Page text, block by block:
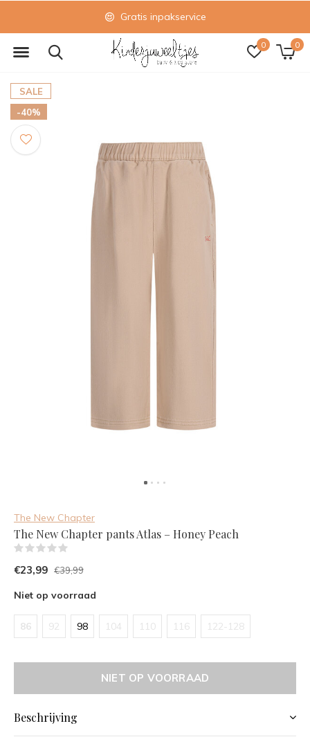
0 0
Gratis inpakservice
SALE
-40%
The New Chapter
The New Chapter pants Atlas – Honey Peach
€23,99 €39,99
Niet op voorraad
86 92 98 104 110 116 122-128
NIET OP VOORRAAD
Beschrijving